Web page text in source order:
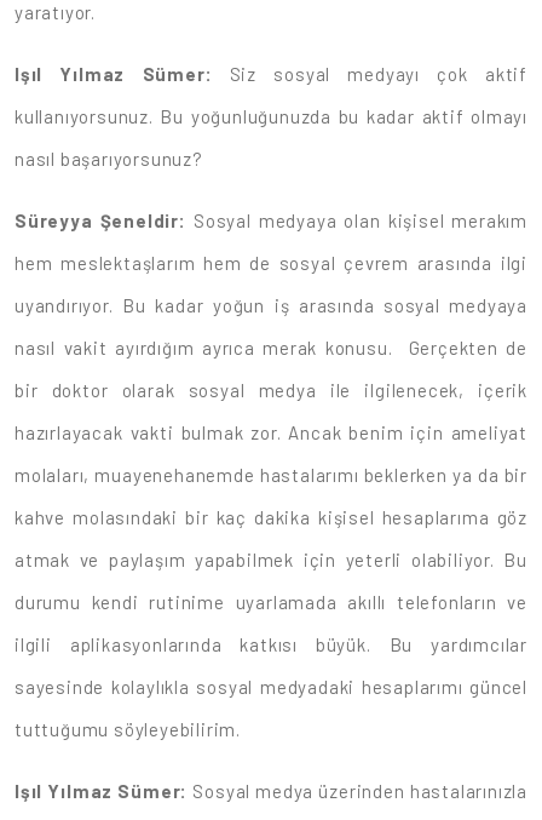
yaratıyor.
Işıl Yılmaz Sümer:
Siz sosyal medyayı çok aktif
kullanıyorsunuz. Bu yoğunluğunuzda bu kadar aktif olmayı
nasıl başarıyorsunuz?
Süreyya Şeneldir: Sosyal medyaya olan kişisel merakım
hem meslektaşlarım hem de sosyal çevrem arasında ilgi
uyandırıyor. Bu kadar yoğun iş arasında sosyal medyaya
nasıl vakit ayırdığım ayrıca merak konusu. Gerçekten de
bir doktor olarak sosyal medya ile ilgilenecek, içerik
hazırlayacak vakti bulmak zor. Ancak benim için ameliyat
molaları, muayenehanemde hastalarımı beklerken ya da bir
kahve molasındaki bir kaç dakika kişisel hesaplarıma göz
atmak ve paylaşım yapabilmek için yeterli olabiliyor. Bu
durumu kendi rutinime uyarlamada akıllı telefonların ve
ilgili aplikasyonlarında katkısı büyük. Bu yardımcılar
sayesinde kolaylıkla sosyal medyadaki hesaplarımı güncel
tuttuğumu söyleyebilirim.
Işıl Yılmaz Sümer: Sosyal medya üzerinden hastalarınızla